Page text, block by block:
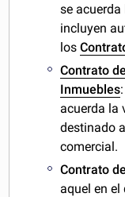
se acuerda
incluyen
los
Contrato
Inmuebles
acuerda la
destinado
comercial.
Contrato
aquel en el